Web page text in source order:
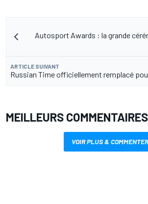
Autosport Awards : la grande
ARTICLE SUIVANT
Russian Time officiellement remplacé
MEILLEURS COMMENTAIRES
VOIR PLUS & COMMENTER